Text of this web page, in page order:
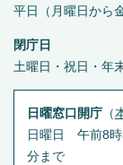
平日（月曜日から
閉庁日
土曜日・祝日・年
日曜窓口開庁（
日曜日 午前8時
分まで